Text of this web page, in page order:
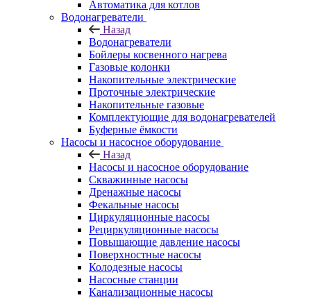
Автоматика для котлов
Водонагреватели
Назад
Водонагреватели
Бойлеры косвенного нагрева
Газовые колонки
Накопительные электрические
Проточные электрические
Накопительные газовые
Комплектующие для водонагревателей
Буферные ёмкости
Насосы и насосное оборудование
Назад
Насосы и насосное оборудование
Скважинные насосы
Дренажные насосы
Фекальные насосы
Циркуляционные насосы
Рециркуляционные насосы
Повышающие давление насосы
Поверхностные насосы
Колодезные насосы
Насосные станции
Канализационные насосы